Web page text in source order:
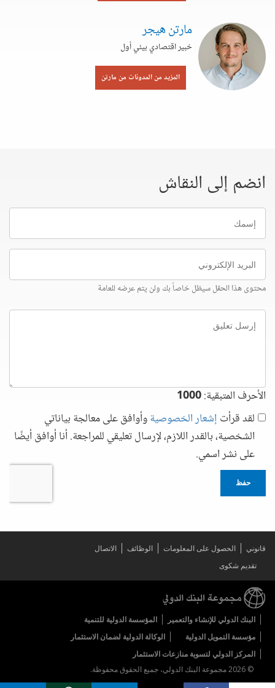
مارتن هيجر
خبير اقتصادي بيئي أول
المزيد من المدونات من مارتن
انضم إلى النقاش
إسمك
البريد
الإلكتروني
محتوى هذا الحقل سيظل خاصاً بك ولن يتم عرضه للعامة
إرسل
تعليق
الأحرف المتبقية:1000
لقد قرأت إشعار الخصوصيةوأوافق على معالجة بياناتي
الشخصية، بالقدر اللازم، لإرسال تعليقي للمراجعة. أنا أوافق أيضًا
على نشر اسمي.
حفظ
Share on
قانوني الحصول على المعلومات الوظائف
الاتصال
تقديم شكوى
البنك الدولي للإنشاء والتعمير
المؤسسة الدولية للتنمية
مؤسسة التمويل الدولية
الوكالة الدولية لضمان الاستثمار
المركز الدولي لتسوية منازعات الاستثمار
© 2026 مجموعة البنك الدولي، جميع الحقوق محفوظة.